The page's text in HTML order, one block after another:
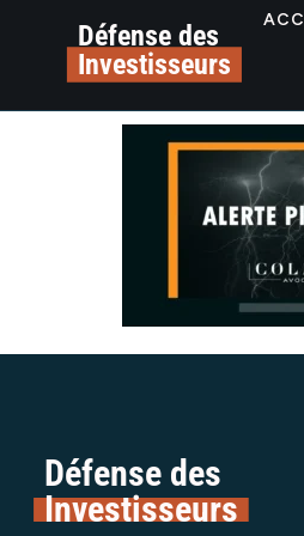
Défense des
Investisseurs
alerte
colman
Défense des
Investisseurs